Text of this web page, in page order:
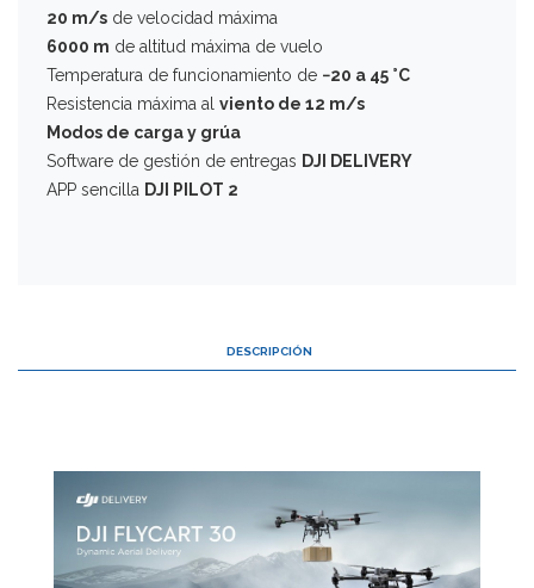
20 m/s de velocidad máxima
6000 m de altitud máxima de vuelo
Temperatura de funcionamiento de −20 a 45 °C
Resistencia máxima al viento de 12 m/s
Modos de carga y grúa
Software de gestión de entregas DJI DELIVERY
APP sencilla DJI PILOT 2
DESCRIPCIÓN